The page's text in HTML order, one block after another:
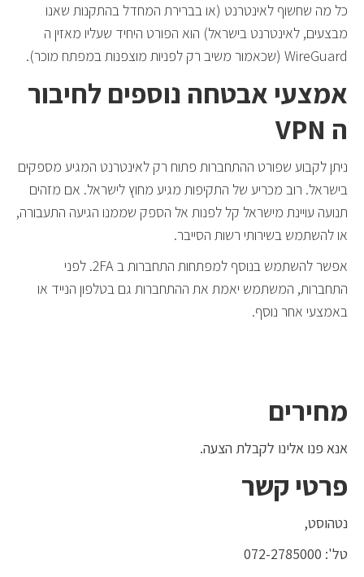
כל מה שחשוף לאינטרנט (או בברירת המחדל בהתקנות שאנו
מבצעים, לאינטרנט בישראל) הוא הפורט היחיד שעליו מאזין ה
WireGuard (שכאמור משיב רק לפניות מוצפנות במפתח מוכר).
אמצעי אבטחה נוספים לחיבור
ה VPN
ניתן לקבוע שפורט ההתחברות פתוח רק לאינטרנט המגיע מספקים
בישראל. רוב מכריע של התקיפות מגיע מחוץ לישראל. אם מזהים
תנועה עויינת מישראל קל לפנות אל הספק שממנו הגיעה התעבורה,
או להשתמש בשירותי רשות הסייבר.
אפשר להשתמש בנוסף למפתחות התחברות ב 2FA. לפני
התחברות, המשתמש יאמת את ההתחברות גם בטלפון הנייד או
באמצעי אחר נוסף.
מחירים
אנא פנו אלינו לקבלת הצעה.
פרטי קשר
נטהוסט,
טל': 072-2785000